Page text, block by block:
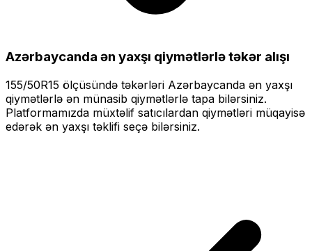
Azərbaycanda ən yaxşı qiymətlərlətəkər alışı
155/50R15 ölçüsündə təkərləri Azərbaycanda ən yaxşı
qiymətlərlə ən münasib qiymətlərlə tapa bilərsiniz.
Platformamızda müxtəlif satıcılardan qiymətləri müqayisə
edərək ən yaxşı təklifi seçə bilərsiniz.